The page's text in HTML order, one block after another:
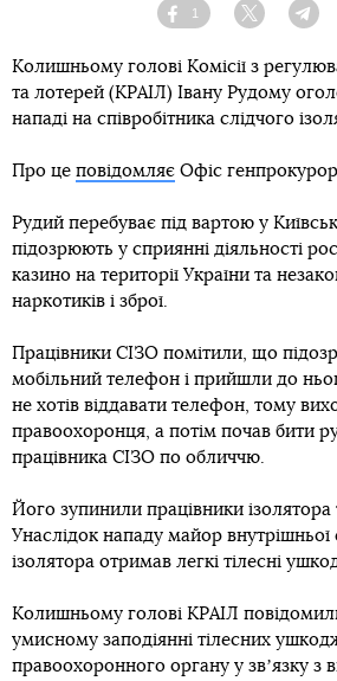
Facebook
1
Twitter
Колишньому голові Комісії з
та лотерей (КРАІЛ) Івану Рудому
нападі на співробітника слідчого
Про це повідомляє Офіс
Рудий перебуває під вартою у
підозрюють у сприянні діяльності
казино на території України та
наркотиків і зброї.
Працівники СІЗО помітили, що
мобільний телефон і прийшли до
не хотів віддавати телефон, тому
правоохоронця, а потім почав бити
працівника СІЗО по обличчю.
Його зупинили працівники ізолятора
Унаслідок нападу майор внутрішньої
ізолятора отримав легкі тілесні
Колишньому голові КРАІЛ
умисному заподіянні тілесних
правоохоронного органу у звʼязку з